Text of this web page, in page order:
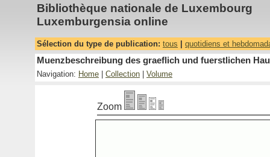
Bibliothèque nationale de Luxembourg
Luxemburgensia online
Sélection du type de publication: tous quotidiens et
Muenzbeschreibung des graeflich und fuerstlichen
Navigation: Home Collection Volume
Zoom